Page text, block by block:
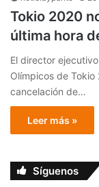
Tokio 2020
última hora
El director
Olímpicos de
cancelación de…
Leer más »
Síguenos